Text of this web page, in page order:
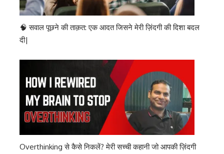
🧠 सवाल पूछने की ताक़त: एक आदत जिसने मेरी ज़िंदगी की दिशा बदल
दी|
Overthinking से कैसे निकलें? मेरी सच्ची कहानी जो आपकी ज़िंदगी